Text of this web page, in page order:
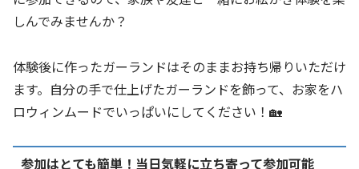
しんでみませんか？
体験後に作ったガーランドはそのままお持ち帰りいただけ
ます。自分の手で仕上げたガーランドを飾って、お家をハ
ロウィンムードでいっぱいにしてください！🏡
参加はとても簡単！当日気軽に立ち寄って参加可能